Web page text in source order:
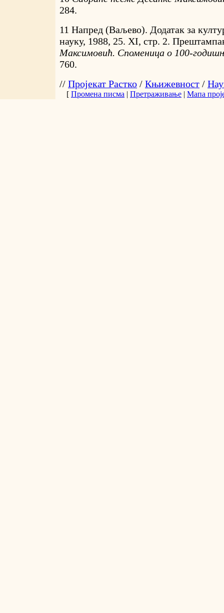
284.
11 Напред (Ваљево). Додатак за
науку, 1988, 25. ХI, стр. 2.
Максимовић. Споменица о 100-
760.
// Пројекат Растко / Књижевност /
[ Промена писма | Претраживање | Мапа